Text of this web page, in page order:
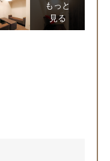
もっと
見る